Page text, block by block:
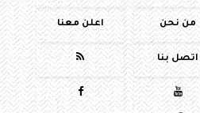
من نحن اعلن معنا
اتصل بنا 

